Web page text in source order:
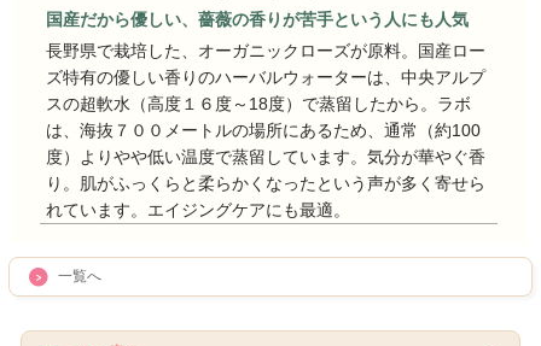
国産だから優しい、薔薇の香りが苦手という人にも人気
長野県で栽培した、オーガニックローズが原料。国産ロー
ズ特有の優しい香りのハーバルウォーターは、中央アルプ
スの超軟水（高度１６度～18度）で蒸留したから。ラボ
は、海抜７００メートルの場所にあるため、通常（約100
度）よりやや低い温度で蒸留しています。気分が華やぐ香
り。肌がふっくらと柔らかくなったという声が多く寄せら
れています。エイジングケアにも最適。
一覧へ